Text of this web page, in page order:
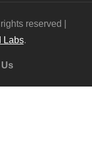
reserved |
Labs.